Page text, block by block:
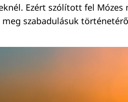
Ezért szólított fel
meg szabadulásuk